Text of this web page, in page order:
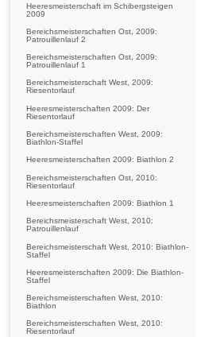
Heeresmeisterschaft im Schibergsteigen
2009
Bereichsmeisterschaften Ost, 2009:
Patrouillenlauf 2
Bereichsmeisterschaften Ost, 2009:
Patrouillenlauf 1
Bereichsmeisterschaft West, 2009:
Riesentorlauf
Heeresmeisterschaften 2009: Der
Riesentorlauf
Bereichsmeisterschaften West, 2009:
Biathlon-Staffel
Heeresmeisterschaften 2009: Biathlon 2
Bereichsmeisterschaften Ost, 2010:
Riesentorlauf
Heeresmeisterschaften 2009: Biathlon 1
Bereichsmeisterschaft West, 2010:
Patrouillenlauf
Bereichsmeisterschaft West, 2010: Biathlon-
Staffel
Heeresmeisterschaften 2009: Die Biathlon-
Staffel
Bereichsmeisterschaften West, 2010:
Biathlon
Bereichsmeisterschaften West, 2010:
Riesentorlauf